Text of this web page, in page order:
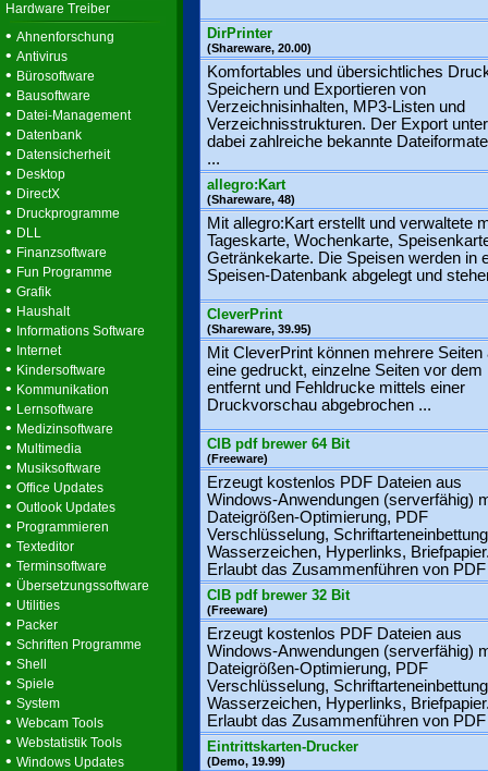
Hardware Treiber
• Ahnenforschung
• Antivirus
• Bürosoftware
• Bausoftware
• Datei-Management
• Datenbank
• Datensicherheit
• Desktop
• DirectX
• Druckprogramme
• DLL
• Finanzsoftware
• Fun Programme
• Grafik
• Haushalt
• Informations Software
• Internet
• Kindersoftware
• Kommunikation
• Lernsoftware
• Medizinsoftware
• Multimedia
• Musiksoftware
• Office Updates
• Outlook Updates
• Programmieren
• Texteditor
• Terminsoftware
• Übersetzungssoftware
• Utilities
• Packer
• Schriften Programme
• Shell
• Spiele
• System
• Webcam Tools
• Webstatistik Tools
• Windows Updates
DirPrinter
(Shareware, 20.00)
Komfortables und übersichtliches
Speichern und Exportieren von
Verzeichnisinhalten, MP3-Listen und
Verzeichnisstrukturen. Der Export
dabei zahlreiche bekannte
...
allegro:Kart
(Shareware, 48)
Mit allegro:Kart erstellt und verwaltete
Tageskarte, Wochenkarte,
Getränkekarte. Die Speisen werden in
Speisen-Datenbank abgelegt und
CleverPrint
(Shareware, 39.95)
Mit CleverPrint können mehrere Seiten
eine gedruckt, einzelne Seiten vor dem
entfernt und Fehldrucke mittels einer
Druckvorschau abgebrochen ...
CIB pdf brewer 64 Bit
(Freeware)
Erzeugt kostenlos PDF Dateien aus
Windows-Anwendungen (serverfähig)
Dateigrößen-Optimierung, PDF
Verschlüsselung,
Wasserzeichen, Hyperlinks,
Erlaubt das Zusammenführen von
CIB pdf brewer 32 Bit
(Freeware)
Erzeugt kostenlos PDF Dateien aus
Windows-Anwendungen (serverfähig)
Dateigrößen-Optimierung, PDF
Verschlüsselung,
Wasserzeichen, Hyperlinks,
Erlaubt das Zusammenführen von
Eintrittskarten-Drucker
(Demo, 19.99)